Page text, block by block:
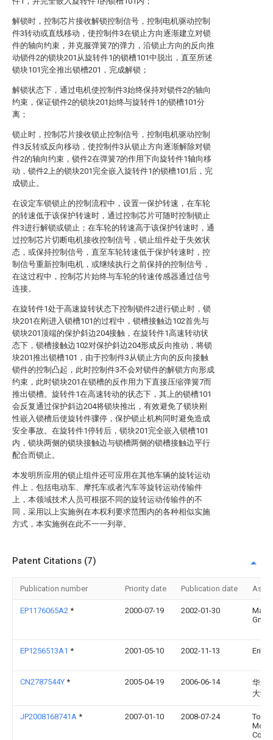
解锁时，控制芯片接收解锁控制信号，控制电机驱动控制
件3转动或直线移动，使控制件3在锁止方向逐渐建立对锁
件的轴向约束，并克服弹簧7的弹力，沿锁止方向的反向推
动锁件2的锁块201从旋转件1的锁槽101中脱出，直至所述
锁块101完全推出锁槽201，完成解锁；
解锁状态下，通过电机使控制件3始终保持对锁件2的轴向
约束，保证锁件2的锁块201始终与旋转件1的锁槽101分
离；
锁止时，控制芯片接收锁止控制信号，控制电机驱动控制
件3反转或反向移动，使控制件3从锁止方向逐渐解除对锁
件2的轴向约束，锁件2在弹簧7的作用下向旋转件1轴向移
动，锁件2上的锁块201完全嵌入旋转件1的锁槽101后，完
成锁止。
在设定车锁锁止的控制流程中，设置一保护转速，在车轮
的转速低于该保护转速时，通过控制芯片可随时控制锁止
件3进行解锁或锁止；在车轮的转速高于该保护转速时，通
过控制芯片切断电机接收控制信号，锁止组件处于失效状
态，或保持控制信号，直至车轮转速低于保护转速时，控
制信号重新控制电机，或继续执行之前保持的控制信号，
在这过程中，控制芯片始终与车轮的转速传感器通过信号
连接。
在旋转件1处于高速旋转状态下控制锁件2进行锁止时，锁
块201在刚进入锁槽101的过程中，锁槽接触边102首先与
锁块201顶端的保护斜边204接触，在旋转件1高速转动状
态下，锁槽接触边102对保护斜边204形成反向推动，将锁
块201推出锁槽101，由于控制件3从锁止方向的反向接触
锁件的控制凸起，此时控制件3不会对锁件的解锁方向形成
约束，此时锁块201在锁槽的反作用力下直接压缩弹簧7而
推出锁槽。旋转件1在高速转动的状态下，其上的锁槽101
会反复通过保护斜边204将锁块推出，有效避免了锁块刚
性嵌入锁槽后使旋转件骤停，保护锁止机构同时避免造成
安全事故。在旋转件1停转后，锁块201完全嵌入锁槽101
内，锁块两侧的锁块接触边与锁槽两侧的锁槽接触边平行
配合而锁止。
本发明所应用的锁止组件还可应用在其他车辆的旋转运动
件上，包括电动车、摩托车或者汽车等旋转运动传输件
上，本领域技术人员可根据不同的旋转运动传输件的不
同，采用以上实施例在本权利要求范围内的各种相似实施
方式，本实施例在此不一一列举。
Patent Citations (7)
Publication number Priority date Publication date
EP1176065A2 * 2000-07-19 2002-01-30
EP1256513A1 * 2001-05-10 2002-11-13 Erich
CN2787544Y * 2005-04-19 2006-06-14
华东
大学
JP2008168741A * 2007-01-10 2008-07-24
Motor
Corp